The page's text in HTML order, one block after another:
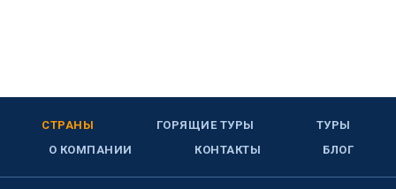
СТРАНЫ ГОРЯЩИЕ ТУРЫ
ТУРЫ
О КОМПАНИИ
КОНТАКТЫ БЛОГ